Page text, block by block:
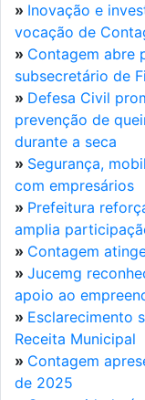
» Inovação e
vocação de
» Contagem abre
subsecretário de
» Defesa Civil
prevenção de
durante a seca
» Segurança,
com empresários
» Prefeitura
amplia
» Contagem
» Jucemg
apoio ao
» Esclarecimento
Receita Municipal
» Contagem
de 2025